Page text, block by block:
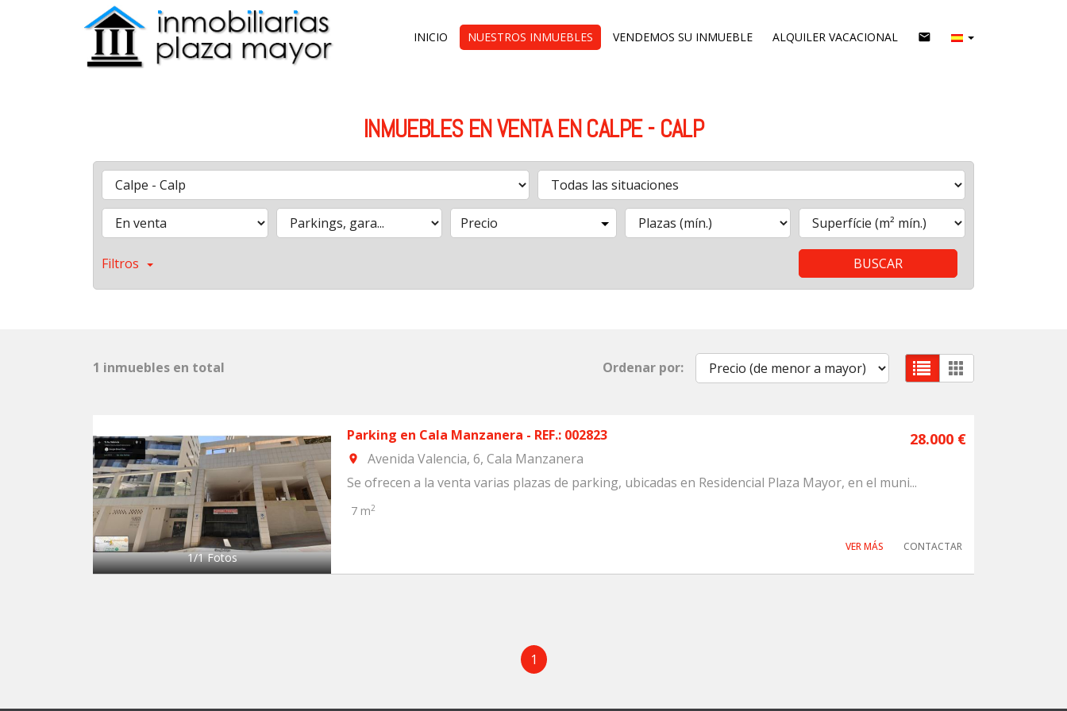
INICIO NUESTROS INMUEBLES VENDEMOS SU INMUEBLE ALQUILER VACACIONAL email
INMUEBLES EN VENTA EN CALPE - CALP
Precio
Filtros BUSCAR
1 inmuebles en total Ordenar por:
1/1Fotos
Parking en Cala Manzanera - REF.: 002823 28.000 €
room
Avenida Valencia, 6, Cala Manzanera
Se ofrecen a la venta varias plazas de parking, ubicadas en Residencial Plaza Mayor, en el muni...
7 m2
CONTACTAR
VER MÁS
1